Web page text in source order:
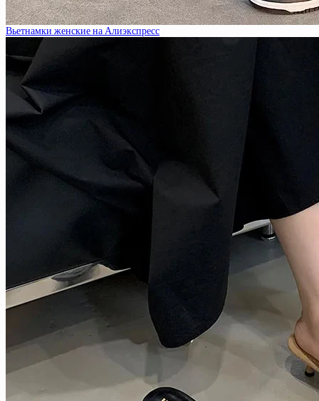
Вьетнамки женские на Алиэкспресс